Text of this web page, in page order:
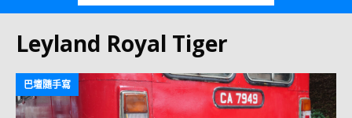
Leyland Royal Tiger
巴壇隨手寫